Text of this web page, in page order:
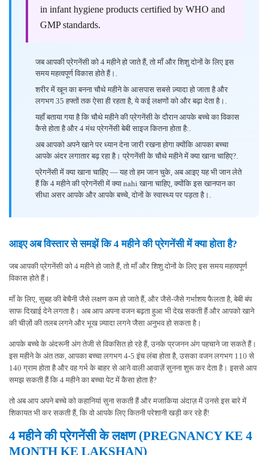
in infant hygiene products certified by WHO and
GMP standards.
जब आपकी प्रेगनेंसी को 4 महीने हो जाते हैं, तो माँ और शिशु दोनों के लिए इस
समय महत्वपूर्ण विकास होते हैं।.
शरीर में खून का बनना चौथे महीने के आसपास सबसे ज़्यादा हो जाता है और
लगभग 35 हफ्तों तक ऐसा ही रहता है, ये कई लक्षणों को और बढ़ा देता है।.
यहाँ बताया गया है कि चौथे महीने की प्रेगनेंसी के दौरान आपके बच्चे का विकास
कैसे होता है और 4 मंथ प्रेगनेंसी बेबी साइज कितना होता है:.
अब आपको अपने खाने पर ध्यान देना जारी रखना होगा क्योंकि आपका बच्चा
आपके अंदर लगातार बढ़ रहा है। प्रेगनेंसी के चौथे महीने में क्या खाना चाहिए?.
प्रेगनेंसी में क्या खाना चाहिए — यह तो हम जान चुके, अब आइए यह भी जान लेते
हैं कि 4 महीने की प्रेगनेंसी में क्या nahi खाना चाहिए, क्योंकि इस खानपान का
सीधा असर आपके और आपके बच्चे, दोनों के स्वास्थ्य पर पड़ता है।.
आइए अब विस्तार से समझें कि 4 महीने की प्रेगनेंसी में क्या होता है?
जब आपकी प्रेगनेंसी को 4 महीने हो जाते हैं, तो माँ और शिशु दोनों के लिए इस समय महत्वपूर्ण
विकास होते हैं।
माँ के लिए, सुबह की बेचैनी जैसे लक्षण कम हो जाते हैं, और जैसे-जैसे गर्भाशय फैलता है, बेबी बंप
साफ दिखाई देने लगता है। अब आप अपना वजन बढ़ता हुआ भी देख सकती हैं और आपको खाने
की चीज़ों की तलब लगने और भूख ज़्यादा लगने जैसा अनुभव हो सकता है।
आपके बच्चे के अंदरूनी अंग तेजी से विकसित हो रहे हैं, उनके प्रजनन अंग पहचाने जा सकते हैं।
इस महीने के अंत तक, आपका बच्चा लगभग 4-5 इंच लंबा होता है, उसका वजन लगभग 110 से
140 ग्राम होता है और वह गर्भ के बाहर से आने वाली आवाज़ें सुनना शुरू कर देता है। इससे आप
समझ सकती हैं कि 4 महीने का बच्चा पेट में कैसा होता है?
तो अब आप अपने बच्चे को कहानियां सुना सकती हैं और मजाकिया अंदाज़ में उनसे इस बारे में
शिकायत भी कर सकती हैं, कि वो आपके लिए कितनी परेशानी खड़ी कर रहे हैं!
4 महीने की प्रेगनेंसी के लक्षण (PREGNANCY KE 4
MONTH KE LAKSHAN)